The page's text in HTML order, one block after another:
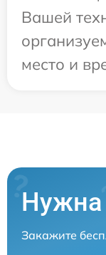
Вашей
место и
Нужна
Закажите